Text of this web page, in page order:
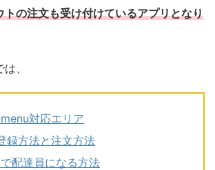
トの注文も受け付けているアプリとなり
、
対応エリア
録方法と注文方法
配達員になる方法